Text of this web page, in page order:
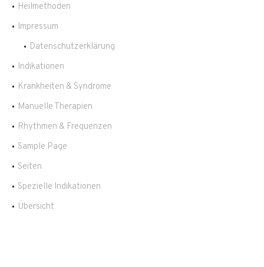
Heilmethoden
Impressum
Datenschutzerklärung
Indikationen
Krankheiten & Syndrome
Manuelle Therapien
Rhythmen & Frequenzen
Sample Page
Seiten
Spezielle Indikationen
Übersicht